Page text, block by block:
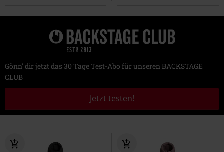
Gönn' dir jetzt das 30 Tage Test-Abo für unseren BACKSTAGE
CLUB
Jetzt testen!